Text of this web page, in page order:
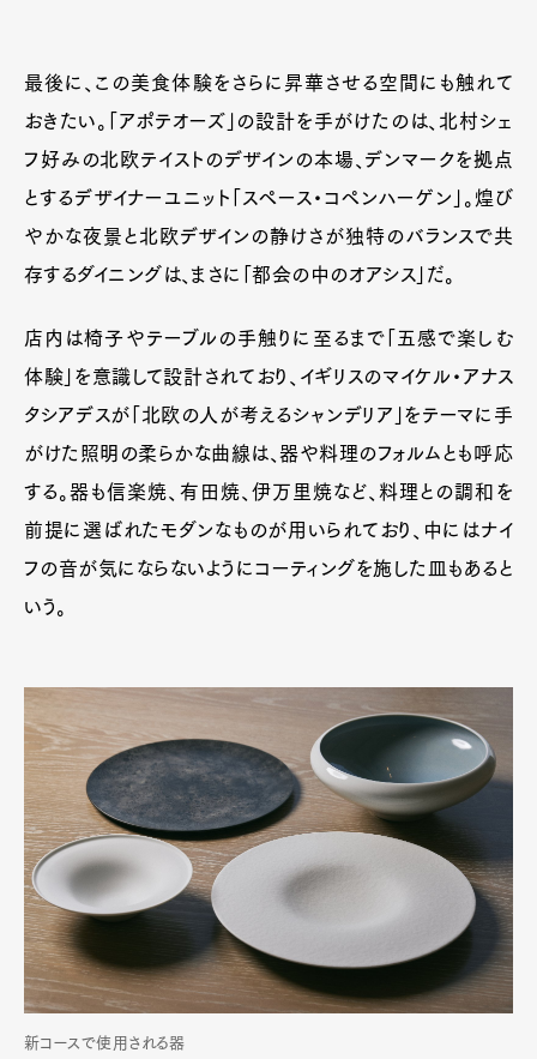
Art&DesignWatch
Fashion
ProductCulture
最後に、この美食体験をさらに昇華させる空間にも触れて
おきたい。「アポテオーズ」の設計を手がけたのは、北村シェ
フ好みの北欧テイストのデザインの本場、デンマークを拠点
とするデザイナーユニット「スペース・コペンハーゲン」。煌び
やかな夜景と北欧デザインの静けさが独特のバランスで共
存するダイニングは、まさに「都会の中のオアシス」だ。
店内は椅子やテーブルの手触りに至るまで「五感で楽しむ
体験」を意識して設計されており、イギリスのマイケル・アナス
タシアデスが「北欧の人が考えるシャンデリア」をテーマに手
がけた照明の柔らかな曲線は、器や料理のフォルムとも呼応
する。器も信楽焼、有田焼、伊万里焼など、料理との調和を
前提に選ばれたモダンなものが用いられており、中にはナイ
フの音が気にならないようにコーティングを施した皿もあると
いう。
新コースで使用される器